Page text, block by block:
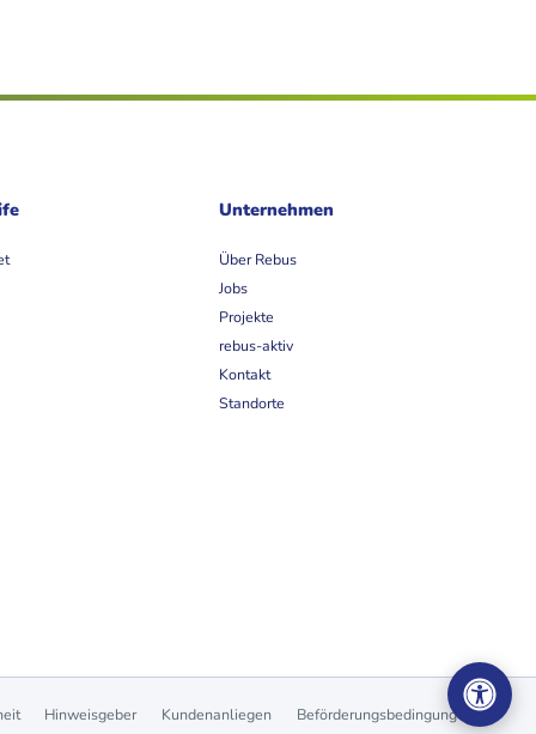
Unternehmen
Über Rebus
Jobs
Projekte
rebus-aktiv
Kontakt
Standorte
Hinweisgeber Kundenanliegen Beförderungsbedingungen